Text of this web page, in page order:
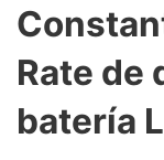
Rate de
batería